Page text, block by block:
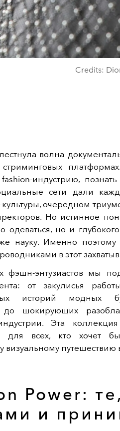
Credits:
волна
fashion-индустрию,
сети дали
очередном
Но истинное
одеваться, но и
науку. Именно поэтому
в этот
фэшн-энтузиастов мы
от закулисья
историй модных
до шокирующих
Эта
для всех, кто хочет
визуальному путешествию
Power:
и